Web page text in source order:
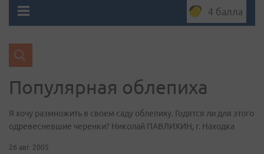
4 балла
Популярная облепиха
Я хочу размножить в своем саду облепиху. Годятся ли для этого
одревесневшие черенки? Николай ПАВЛИХИН, г. Находка
26 авг. 2005